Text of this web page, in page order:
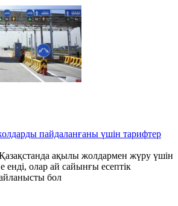
пайдаланғаны үшін тарифтер
ақылы жолдармен жүру үшін
енді, олар ай сайынғы есептік
бол